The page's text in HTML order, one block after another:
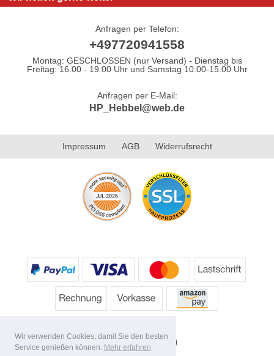
Wir verwenden Cookies, damit Sie den besten
Service genießen können. Mehr erfahren
Anfragen per Telefon:
+497720941558
Montag: GESCHLOSSEN (nur Versand) - Dienstag bis
Freitag: 16.00 - 19.00 Uhr und Samstag 10.00-15.00 Uhr
Anfragen per E-Mail:
HP_Hebbel@web.de
Impressum AGB Widerrufsrecht